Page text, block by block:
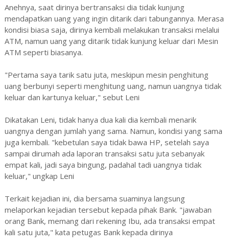
Anehnya, saat dirinya bertransaksi dia tidak kunjung
mendapatkan uang yang ingin ditarik dari tabungannya. Merasa
kondisi biasa saja, dirinya kembali melakukan transaksi melalui
ATM, namun uang yang ditarik tidak kunjung keluar dari Mesin
ATM seperti biasanya.
"Pertama saya tarik satu juta, meskipun mesin penghitung
uang berbunyi seperti menghitung uang, namun uangnya tidak
keluar dan kartunya keluar," sebut Leni
Dikatakan Leni, tidak hanya dua kali dia kembali menarik
uangnya dengan jumlah yang sama. Namun, kondisi yang sama
juga kembali. "kebetulan saya tidak bawa HP, setelah saya
sampai dirumah ada laporan transaksi satu juta sebanyak
empat kali, jadi saya bingung, padahal tadi uangnya tidak
keluar," ungkap Leni
Terkait kejadian ini, dia bersama suaminya langsung
melaporkan kejadian tersebut kepada pihak Bank. "jawaban
orang Bank, memang dari rekening Ibu, ada transaksi empat
kali satu juta," kata petugas Bank kepada dirinya